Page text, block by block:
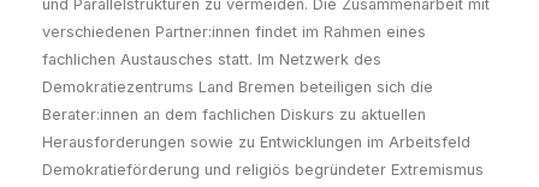
und Parallelstrukturen zu vermeiden. Die Zusammenarbeit mit
verschiedenen Partner:innen findet im Rahmen eines
fachlichen Austausches statt. Im Netzwerk des
Demokratiezentrums Land Bremen beteiligen sich die
Berater:innen an dem fachlichen Diskurs zu aktuellen
Herausforderungen sowie zu Entwicklungen im Arbeitsfeld
Demokratieförderung und religiös begründeter Extremismus